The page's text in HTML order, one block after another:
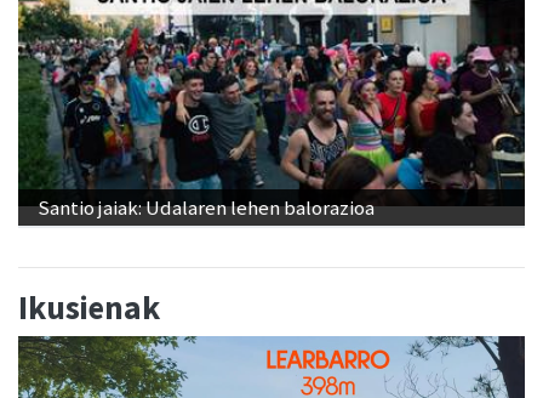
Santio jaiak: Udalaren lehen balorazioa
Ikusienak